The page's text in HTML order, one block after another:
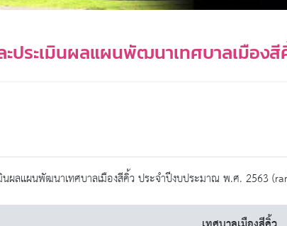
ะประเมินผลแผนพัฒนาเทศบาลเมือง
นผลแผนพัฒนาเทศบาลเมืองสีคิ้ว ประจำปีงบประมาณ พ.ศ. 2563